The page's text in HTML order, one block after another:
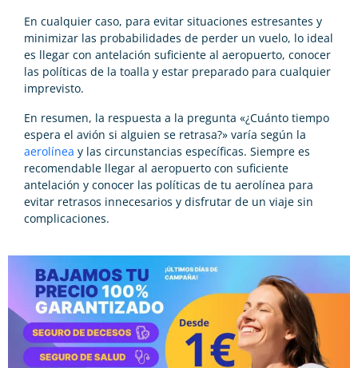
En cualquier caso, para evitar situaciones estresantes y
minimizar las probabilidades de perder un vuelo, lo ideal
es llegar con antelación suficiente al aeropuerto, conocer
las políticas de la toalla y estar preparado para cualquier
imprevisto.
En resumen, la respuesta a la pregunta «¿Cuánto tiempo
espera el avión si alguien se retrasa?» varía según la
aerolínea y las circunstancias específicas. Siempre es
recomendable llegar al aeropuerto con suficiente
antelación y conocer las políticas de tu aerolínea para
evitar retrasos innecesarios y disfrutar de un viaje sin
complicaciones.